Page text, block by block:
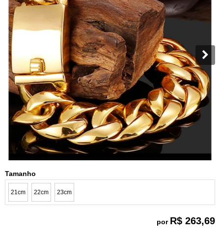
Tamanho
21cm 22cm 23cm
por R$ 263,69